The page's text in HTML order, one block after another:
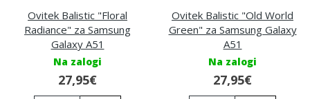
Ovitek Balistic "Floral
Radiance" za Samsung
Galaxy A51
Na zalogi
27,95€
Ovitek Balistic "Old World
Green" za Samsung Galaxy
A51
Na zalogi
27,95€